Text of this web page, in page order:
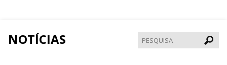
NOTÍCIAS